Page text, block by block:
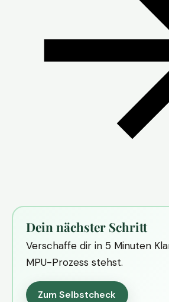
Dein nächster Schritt
Verschaffe dir in 5 Minuten
MPU-Prozess stehst.
Zum Selbstcheck